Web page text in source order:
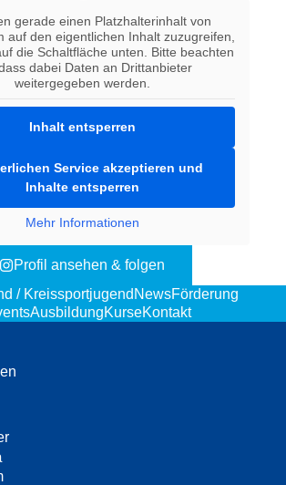
gerade einen Platzhalterinhalt von
auf den eigentlichen Inhalt zuzugreifen,
die Schaltfläche unten. Bitte beachten
dabei Daten an Drittanbieter
weitergegeben werden.
Inhalt entsperren
Service akzeptieren und
Inhalte entsperren
Mehr Informationen
Profil ansehen & folgen
/ Kreissportjugend NewsFörderung
AusbildungKurseKontakt